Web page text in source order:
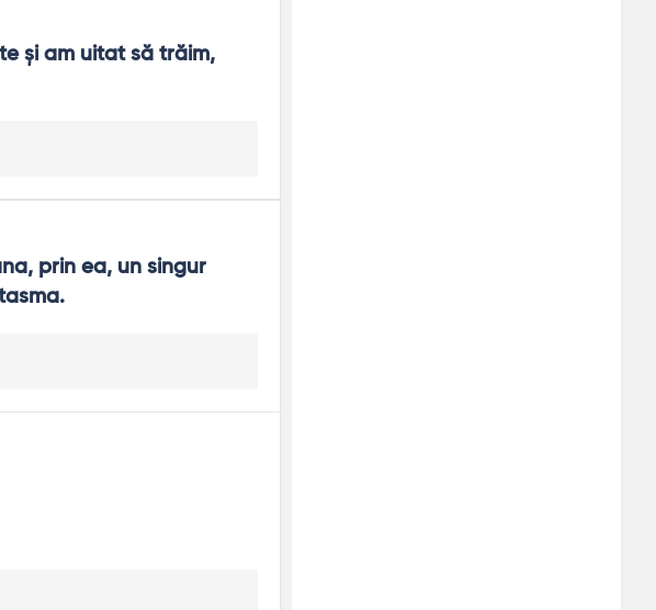
și am uitat să trăim,
prin ea, un singur